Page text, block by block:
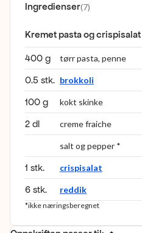
Ingredienser(7)
Kremet pasta og
400 g tørr pasta, penne
0.5 stk. brokkoli
100 g kokt skinke
2 dl creme fraiche
salt og pepper *
1 stk. crispisalat
6 stk. reddik
*ikke næringsberegnet